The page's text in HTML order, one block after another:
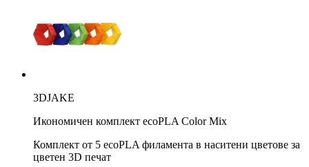
3DJAKE
Икономичен комплект ecoPLA Color Mix
Комплект от 5 ecoPLA филамента в наситени цветове за
цветен 3D печат